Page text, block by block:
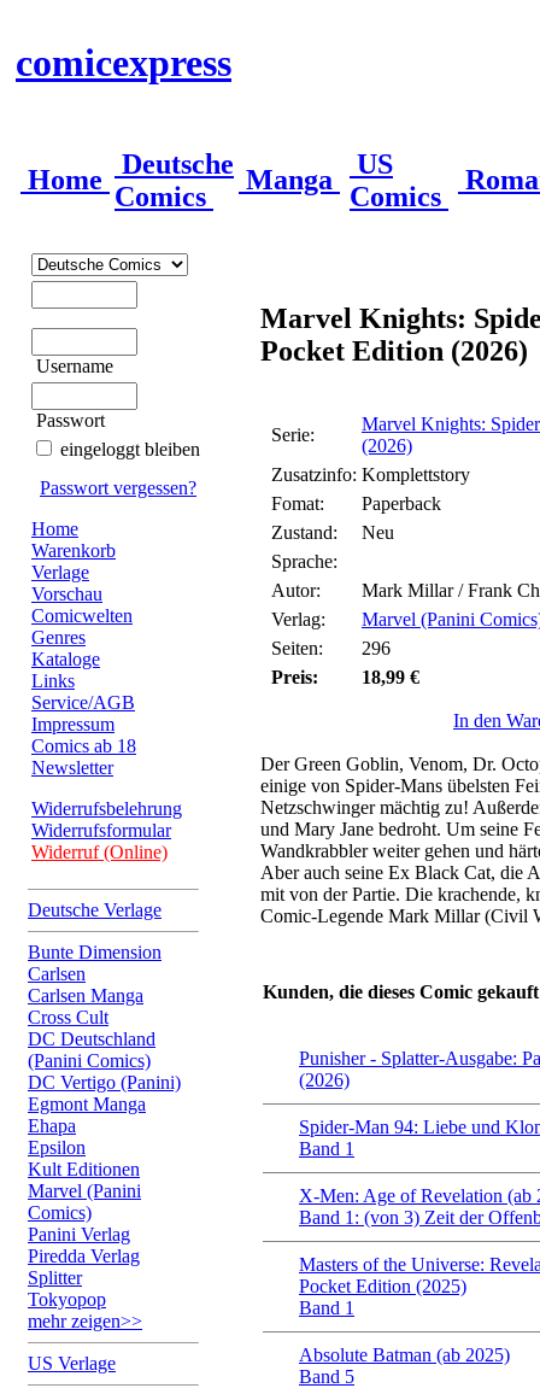
comicexpress
Home
Deutsche
Comics
Manga
US
Comics
Username
Passwort
eingeloggt bleiben
Passwort vergessen?
Home
Warenkorb
Verlage
Vorschau
Comicwelten
Genres
Kataloge
Links
Service/AGB
Impressum
Comics ab 18
Newsletter
Widerrufsbelehrung
Widerrufsformular
Widerruf (Online)
Deutsche Verlage
Bunte Dimension
Carlsen
Carlsen Manga
Cross Cult
DC Deutschland
(Panini Comics)
DC Vertigo (Panini)
Egmont Manga
Ehapa
Epsilon
Kult Editionen
Marvel (Panini
Comics)
Panini Verlag
Piredda Verlag
Splitter
Tokyopop
mehr zeigen>>
US Verlage
Marvel Knights:
Pocket Edition (2026)
Serie:
Marvel Knights:
(2026)
Zusatzinfo: Komplettstory
Fomat:
Paperback
Zustand:
Neu
Sprache:
Autor:
Mark Millar / Frank
Verlag:
Marvel (Panini
Seiten:
296
Preis:
18,99 €
In den
Der Green Goblin, Venom, Dr.
einige von Spider-Mans übelsten
Netzschwinger mächtig zu!
und Mary Jane bedroht. Um seine
Wandkrabbler weiter gehen und
Aber auch seine Ex Black Cat, die
mit von der Partie. Die krachende,
Comic-Legende Mark Millar (Civil
Kunden, die dieses Comic
Punisher - Splatter-Ausgabe:
(2026)
Spider-Man 94: Liebe und
Band 1
X-Men: Age of Revelation (ab
Band 1: (von 3) Zeit der
Masters of the Universe:
Pocket Edition (2025)
Band 1
Absolute Batman (ab 2025)
Band 5